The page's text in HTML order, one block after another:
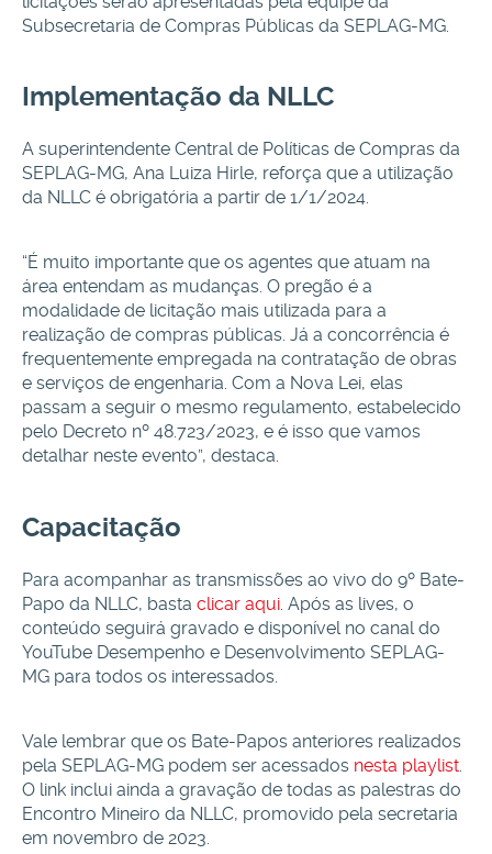
Subsecretaria de Compras Públicas da SEPLAG-MG.
Implementação da NLLC
A superintendente Central de Políticas de Compras da
SEPLAG-MG, Ana Luiza Hirle, reforça que a utilização
da NLLC é obrigatória a partir de 1/1/2024.
“É muito importante que os agentes que atuam na
área entendam as mudanças. O pregão é a
modalidade de licitação mais utilizada para a
realização de compras públicas. Já a concorrência é
frequentemente empregada na contratação de obras
e serviços de engenharia. Com a Nova Lei, elas
passam a seguir o mesmo regulamento, estabelecido
pelo Decreto nº 48.723/2023, e é isso que vamos
detalhar neste evento”, destaca.
Capacitação
Para acompanhar as transmissões ao vivo do 9º Bate-
Papo da NLLC, basta clicar aqui . Após as lives, o
conteúdo seguirá gravado e disponível no canal do
YouTube Desempenho e Desenvolvimento SEPLAG-
MG para todos os interessados.
Vale lembrar que os Bate-Papos anteriores realizados
pela SEPLAG-MG podem ser acessados nesta playlist.
O link inclui ainda a gravação de todas as palestras do
Encontro Mineiro da NLLC, promovido pela secretaria
em novembro de 2023.